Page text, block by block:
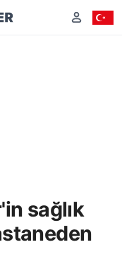
sağlık